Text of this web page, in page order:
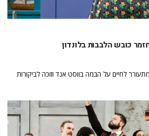
כובש הלבבות בלונדון
לחיים על הבמה בווסט אנד וזוכה לביקורות